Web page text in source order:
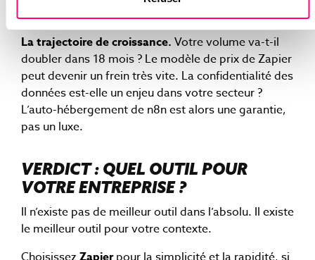
correctement.
La trajectoire de croissance. Votre volume va-t-il
doubler dans 18 mois ? Le modèle de prix de Zapier
peut devenir un frein très vite. La confidentialité des
données est-elle un enjeu dans votre secteur ?
L’auto-hébergement de n8n est alors une garantie,
pas un luxe.
VERDICT : QUEL OUTIL POUR
VOTRE ENTREPRISE ?
Il n’existe pas de meilleur outil dans l’absolu. Il existe
le meilleur outil pour votre contexte.